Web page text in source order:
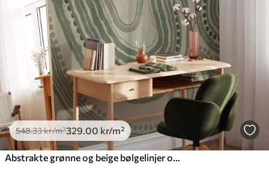
548.33kr/m²329 .00 kr/m²